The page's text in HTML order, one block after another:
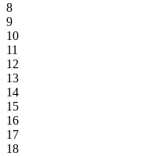
8
9
10
11
12
13
14
15
16
17
18